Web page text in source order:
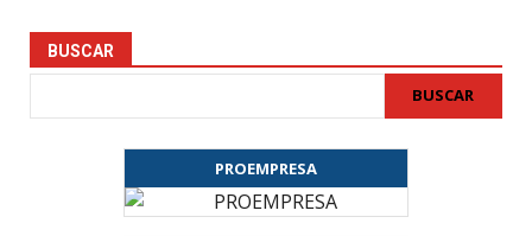
BUSCAR
BUSCAR
PROEMPRESA